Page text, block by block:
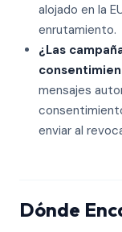
alojado en la
enrutamiento.
¿Las
mensajes
enviar al
Dónde